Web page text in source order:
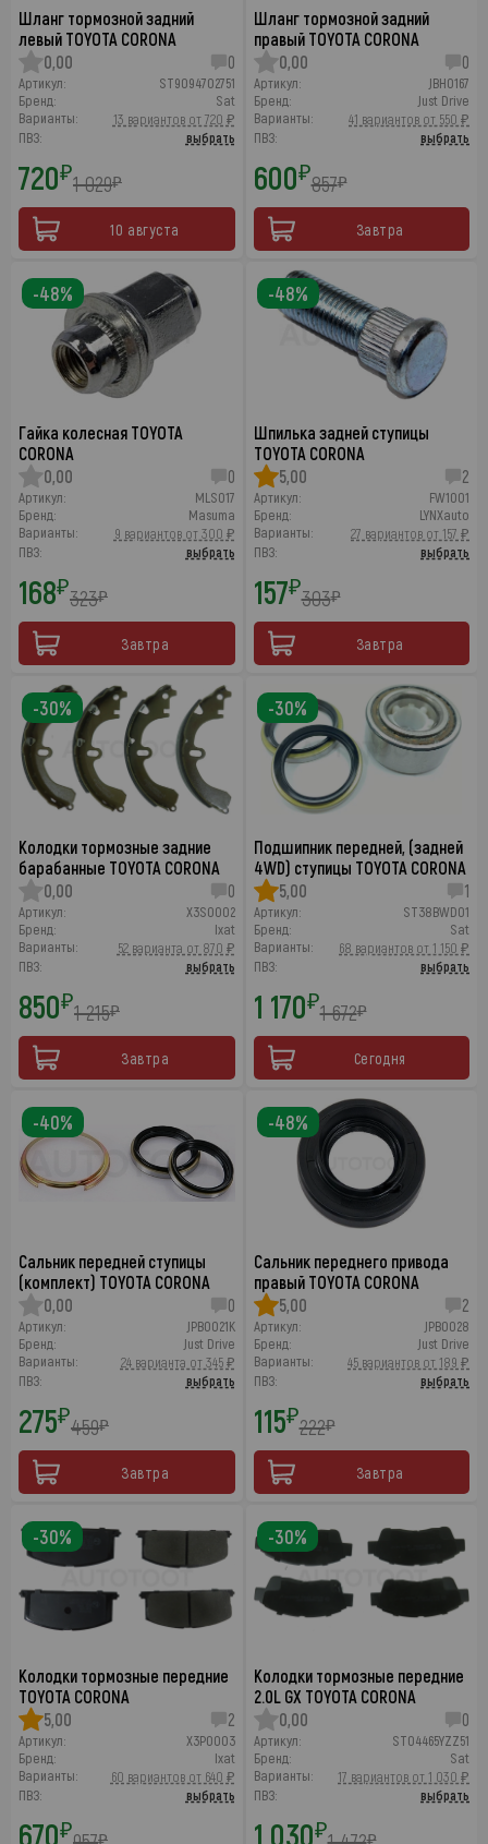
Шланг тормозной задний
левый TOYOTA CORONA
0,00
0
Артикул:
ST9094702751
Бренд:
Sat
Варианты:
13 вариантов от 720 ₽
ПВЗ:
выбрать
720₽1 029₽
10 августа
Шланг тормозной задний
правый TOYOTA CORONA
0,00
0
Артикул:
JBH0167
Бренд:
Just Drive
Варианты:
41 вариантов от 550 ₽
ПВЗ:
выбрать
600₽857₽
Завтра
Гайка колесная TOYOTA
CORONA
0,00
0
Артикул:
MLS017
Бренд:
Masuma
Варианты:
9 вариантов от 300 ₽
ПВЗ:
выбрать
168₽323₽
Завтра
-48%
Шпилька задней ступицы
TOYOTA CORONA
5,00
2
Артикул:
FW1001
Бренд:
LYNXauto
Варианты:
27 вариантов от 157 ₽
ПВЗ:
выбрать
157₽303₽
Завтра
-48%
Колодки тормозные задние
барабанные TOYOTA CORONA
0,00
0
Артикул:
X3S0002
Бренд:
Ixat
Варианты:
52 варианта от 870 ₽
ПВЗ:
выбрать
850₽1 215₽
Завтра
-30%
Подшипник передней, (задней
4WD) ступицы TOYOTA CORONA
5,00
1
Артикул:
ST38BWD01
Бренд:
Sat
Варианты:
68 вариантов от 1 150 ₽
ПВЗ:
выбрать
1 170₽1 672₽
Сегодня
-30%
Сальник передней ступицы
(комплект) TOYOTA CORONA
0,00
0
Артикул:
JPB0021K
Бренд:
Just Drive
Варианты:
24 варианта от 345 ₽
ПВЗ:
выбрать
275₽459₽
Завтра
-40%
Сальник переднего привода
правый TOYOTA CORONA
5,00
2
Артикул:
JPB0028
Бренд:
Just Drive
Варианты:
45 вариантов от 189 ₽
ПВЗ:
выбрать
115₽222₽
Завтра
-48%
Колодки тормозные передние
TOYOTA CORONA
5,00
2
Артикул:
X3P0003
Бренд:
Ixat
Варианты:
60 вариантов от 640 ₽
ПВЗ:
выбрать
670₽ ₽
-30%
Колодки тормозные передние
2.0L GX TOYOTA CORONA
0,00
0
Артикул:
ST04465YZZ51
Бренд:
Sat
Варианты:
17 вариантов от 1 030 ₽
ПВЗ:
выбрать
1 030₽ ₽
-30%